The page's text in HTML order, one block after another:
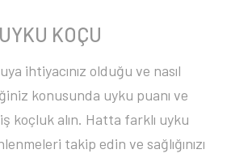
UYKU KOÇU
ihtiyacınız olduğu ve nasıl
konusunda uyku puanı ve
koçluk alın. Hatta farklı uyku
takip edin ve sağlığınızı